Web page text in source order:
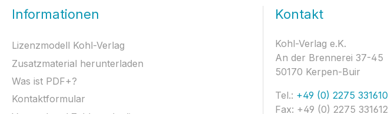
Informationen
Lizenzmodell Kohl-Verlag
Zusatzmaterial herunterladen
Was ist PDF+?
Kontaktformular
Kontakt
Kohl-Verlag e.K.
An der Brennerei 37-45
50170 Kerpen-Buir
Tel.: +49 (0) 2275 331610
Fax: +49 (0) 2275 331612